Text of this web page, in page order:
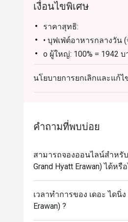
เงื่อนไขพิเศษ
ราคาสุทธิ:
• บุฟเฟ่ต์อาหารกลางวัน
o ผู้ใหญ่: 100% = 1942 บ
o เด็ก: 100% = 971 บาท
• บุฟเฟ่ต์อาหารกลางวัน (
o ผู้ใหญ่: 100% = 2589 บ
• บุฟเฟ่ต์อาหารกลางวัน (
o เด็ก: 100% = 1530 บ
• บุฟเฟ่ต์อาหารเย็น (วัน
o เด็ก: 100% = 1118 บา
• บุฟเฟ่ต์อาหารค่ำ (ศุกร์-
o ผู้ใหญ่: 100% = 2766 บ
นโยบายการยกเลิกและแก้ไ
คำถามที่พบบ่อย
สามารถจองออนไลน์สำหรับ
Grand Hyatt Erawan) ได้หรื
เวลาทำการของ เดอะ ไดนิ่
Erawan) ?